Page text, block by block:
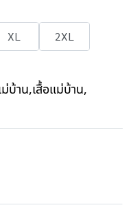
XL
2XL
บ้าน,เสื้อแม่บ้าน,